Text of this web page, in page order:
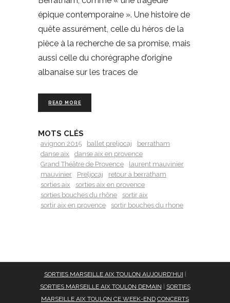
épique contemporaine ». Une histoire de
quête assurément, celle du héros de la
pièce à la recherche de sa promise, mais
aussi celle du chorégraphe d’origine
albanaise sur les traces de
READ MORE
MOTS CLÉS
avignon 2015 ballet preljocaj
berratham
danse aix
danse aix en provence
Grand Théâtre de Provence
laurent mauvinier
mauvinier
Preljocaj
retour à berratham
sorties aix
sorties aix en provence
sorties bouches du rhône
sortir aix
sortir aix en provence
sortir bouches du rhone
SORTIES MARSEILLE AIX TOULON AUJOURD'HUI
SORTIES MARSEILLE AIX TOULON DEMAIN
SORTIES
MARSEILLE AIX TOULON CE WEEK-END CONCERTS